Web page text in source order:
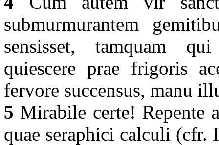
submurmurantem
sensisset, tamquam
quiescere prae frigoris
fervore succensus, manu
5 Mirabile certe! Repente
quae seraphici calculi (cfr.